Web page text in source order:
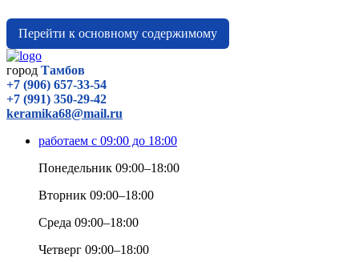
Перейти к основному содержимому
город Тамбов
+7 (906) 657-33-54
+7 (991) 350-29-42
keramika68@mail.ru
работаем с 09:00 до 18:00
Понедельник 09:00–18:00
Вторник 09:00–18:00
Среда 09:00–18:00
Четверг 09:00–18:00